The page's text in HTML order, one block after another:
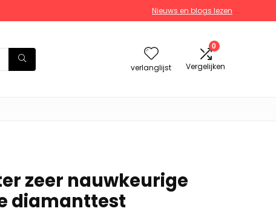
Nieuws en blogs lezen
verlanglijst
0
Vergelijken
zeer nauwkeurige
diamanttest